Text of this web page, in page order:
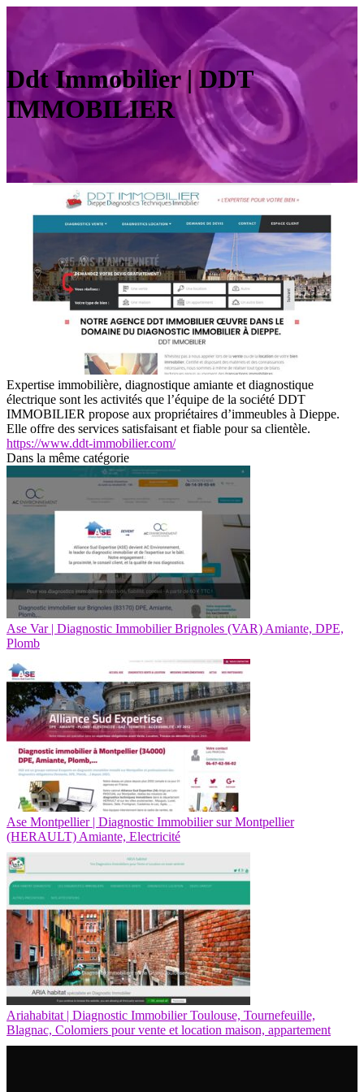
Ddt Immobilier | DDT
IMMOBILIER
Expertise immobilière, diagnostique amiante et diagnostique
électrique sont les activités que l’équipe de la société DDT
IMMOBILIER propose aux propriétaires d’immeubles à Dieppe.
Elle offre des services satisfaisant et fiable pour sa clientèle.
https://www.ddt-immobilier.com/
Dans la même catégorie
Ase Var | Diagnostic Immobilier Brignoles (VAR) Amiante, DPE,
Plomb
Ase Montpellier | Diagnostic Immobilier sur Montpellier
(HERAULT) Amiante, Electricité
Ariahabitat | Diagnostic Immobilier Toulouse, Tour­nefeuil­le,
Blagnac, Colomiers pour vente et location maison, appartement